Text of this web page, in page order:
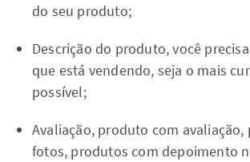
do seu produto;
Descrição do produto, você
que está vendendo, seja o mais
possível;
Avaliação, produto com
fotos, produtos com depoimento